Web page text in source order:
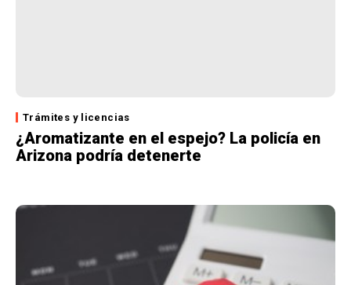
Trámites y licencias
¿Aromatizante en el espejo? La policía en
Arizona podría detenerte